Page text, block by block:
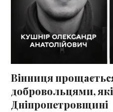
Вінниця
добровольцями,
Дніпропетровщині